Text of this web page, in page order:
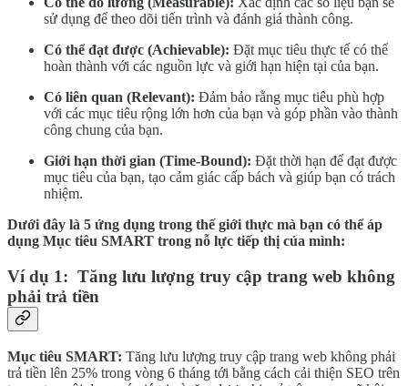
sử dụng để theo dõi tiến trình và đánh giá thành công.
Có thể đạt được (Achievable): Đặt mục tiêu thực tế có thể
hoàn thành với các nguồn lực và giới hạn hiện tại của bạn.
Có liên quan (Relevant): Đảm bảo rằng mục tiêu phù hợp
với các mục tiêu rộng lớn hơn của bạn và góp phần vào thành
công chung của bạn.
Giới hạn thời gian (Time-Bound): Đặt thời hạn để đạt được
mục tiêu của bạn, tạo cảm giác cấp bách và giúp bạn có trách
nhiệm.
Dưới đây là 5 ứng dụng trong thế giới thực mà bạn có thể áp
dụng Mục tiêu SMART trong nỗ lực tiếp thị của mình:
Ví dụ 1: Tăng lưu lượng truy cập trang web không
phải trả tiền
Mục tiêu SMART: Tăng lưu lượng truy cập trang web không phải
trả tiền lên 25% trong vòng 6 tháng tới bằng cách cải thiện SEO trên